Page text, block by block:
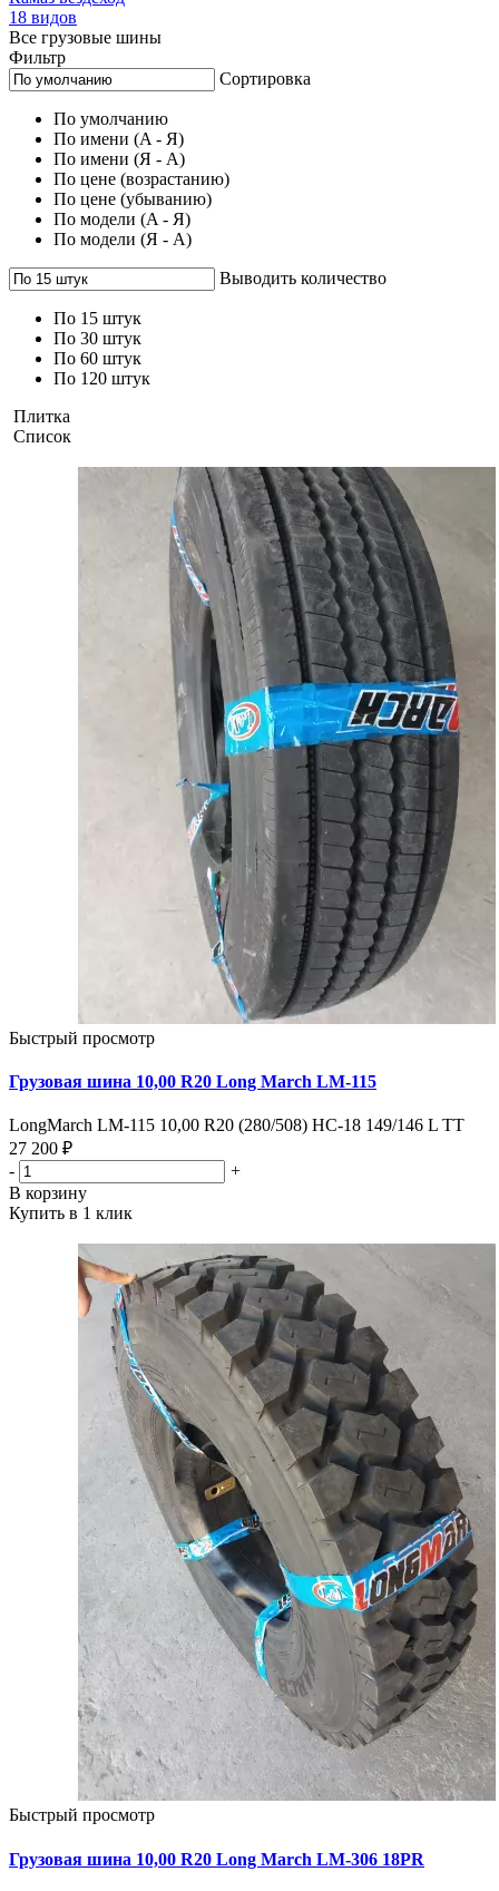
18 видов
Все грузовые шины
Фильтр
Сортировка
По умолчанию
По имени (A - Я)
По имени (Я - A)
По цене (возрастанию)
По цене (убыванию)
По модели (A - Я)
По модели (Я - A)
Выводить количество
По 15 штук
По 30 штук
По 60 штук
По 120 штук
Плитка
Список
Быстрый просмотр
Грузовая шина 10,00 R20 Long March LM-115
LongMarch LM-115 10,00 R20 (280/508) НС-18 149/146 L TT
27 200 ₽
-
+
В корзину
Купить в 1 клик
Быстрый просмотр
Грузовая шина 10,00 R20 Long March LM-306 18PR